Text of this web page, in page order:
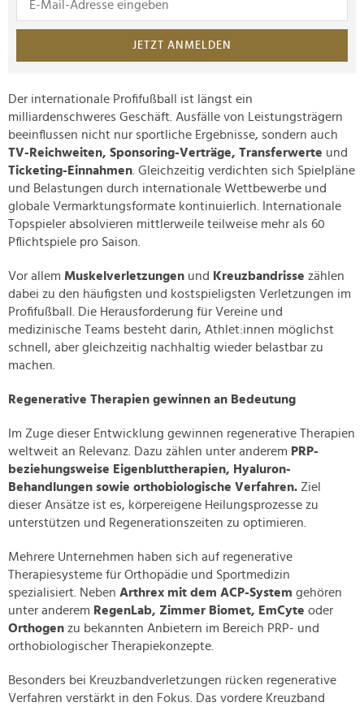
JETZT ANMELDEN
Der internationale Profifußball ist längst ein
milliardenschweres Geschäft. Ausfälle von Leistungsträgern
beeinflussen nicht nur sportliche Ergebnisse, sondern auch
TV-Reichweiten, Sponsoring-Verträge, Transferwerte und
Ticketing-Einnahmen . Gleichzeitig verdichten sich Spielpläne
und Belastungen durch internationale Wettbewerbe und
globale Vermarktungsformate kontinuierlich. Internationale
Topspieler absolvieren mittlerweile teilweise mehr als 60
Pflichtspiele pro Saison.
Vor allem Muskelverletzungen und Kreuzbandrisse zählen
dabei zu den häufigsten und kostspieligsten Verletzungen im
Profifußball. Die Herausforderung für Vereine und
medizinische Teams besteht darin, Athlet:innen möglichst
schnell, aber gleichzeitig nachhaltig wieder belastbar zu
machen.
Regenerative Therapien gewinnen an Bedeutung
Im Zuge dieser Entwicklung gewinnen regenerative Therapien
weltweit an Relevanz. Dazu zählen unter anderem PRP-
beziehungsweise Eigenbluttherapien, Hyaluron-
Behandlungen sowie orthobiologische Verfahren. Ziel
dieser Ansätze ist es, körpereigene Heilungsprozesse zu
unterstützen und Regenerationszeiten zu optimieren.
Mehrere Unternehmen haben sich auf regenerative
Therapiesysteme für Orthopädie und Sportmedizin
spezialisiert. Neben Arthrex mit dem ACP-System gehören
unter anderem RegenLab, Zimmer Biomet, EmCyte oder
Orthogen zu bekannten Anbietern im Bereich PRP- und
orthobiologischer Therapiekonzepte.
Besonders bei Kreuzbandverletzungen rücken regenerative
Verfahren verstärkt in den Fokus. Das vordere Kreuzband